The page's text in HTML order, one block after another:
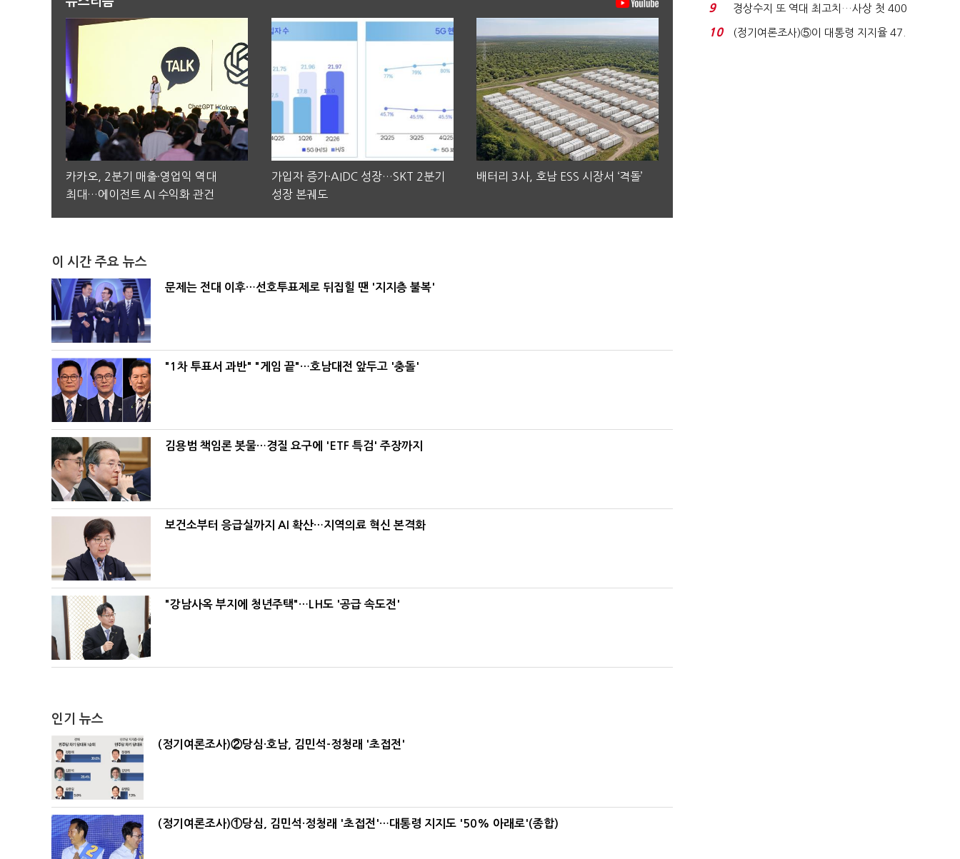
카카오, 2분기 매출·영업익 역대
최대…에이전트 AI 수익화 관건
가입자 증가·AIDC 성장…SKT 2분기
성장 본궤도
배터리 3사, 호남 ESS 시장서 ‘격돌’
이 시간 주요 뉴스
문제는 전대 이후…선호투표제로 뒤집힐 땐 '지지층 불복'
"1차 투표서 과반" "게임 끝"…호남대전 앞두고 '충돌'
김용범 책임론 봇물…경질 요구에 'ETF 특검' 주장까지
보건소부터 응급실까지 AI 확산…지역의료 혁신 본격화
"강남사옥 부지에 청년주택"…LH도 '공급 속도전'
인기 뉴스
(정기여론조사)②당심·호남, 김민석-정청래 '초접전'
(정기여론조사)①당심, 김민석·정청래 '초접전'…대통령 지지도 '50% 아래로'(종합)
9
경상수지 또 역대 최고치…사상 첫 400
억달러에 '3% 성...
10
(정기여론조사)⑤이 대통령 지지율 47.